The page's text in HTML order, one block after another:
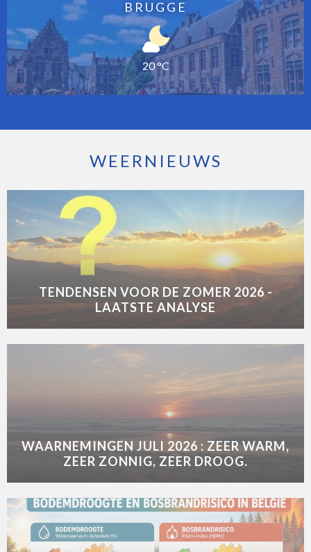
BRUGGE
20 °C
WEERNIEUWS
TENDENSEN VOOR DE ZOMER 2026 -
LAATSTE ANALYSE
WAARNEMINGEN JULI 2026 : ZEER WARM,
ZEER ZONNIG, ZEER DROOG.